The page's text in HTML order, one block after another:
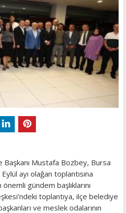
Mustafa Bozbey, Bursa
ayı olağan toplantısına
gündem başlıklarını
toplantıya, ilçe belediye
ve meslek odalarının